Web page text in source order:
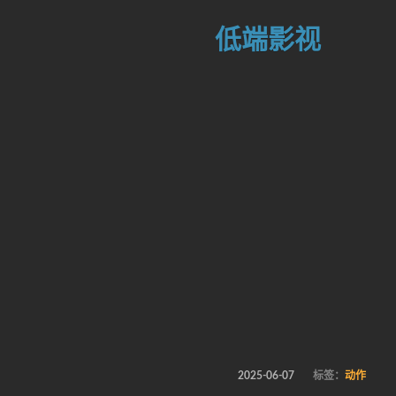
低端影视
2025-06-07 标签：动作